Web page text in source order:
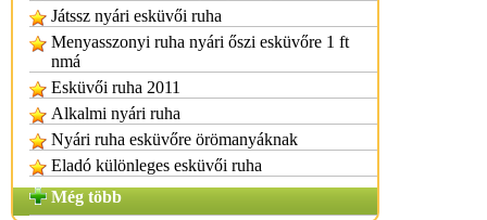
Játssz nyári esküvői ruha
Menyasszonyi ruha nyári őszi esküvőre 1 ft
nmá
Esküvői ruha 2011
Alkalmi nyári ruha
Nyári ruha esküvőre örömanyáknak
Eladó különleges esküvői ruha
Még több